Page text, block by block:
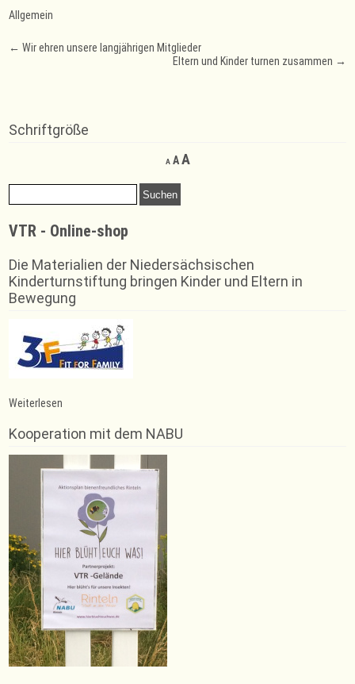
Allgemein
Post
← Wir ehren unsere langjährigen Mitglieder
Eltern und Kinder turnen zusammen →
Schriftgröße
A
Decrease
font
AReset
size.
AIncrease
Suchen
nach:
VTR - Online-shop
Die Materialien der Niedersächsischen
Kinderturnstiftung bringen Kinder und Eltern in
Bewegung
Weiterlesen
–
Neuer
Kurs
für
Männer
Kooperation mit dem NABU